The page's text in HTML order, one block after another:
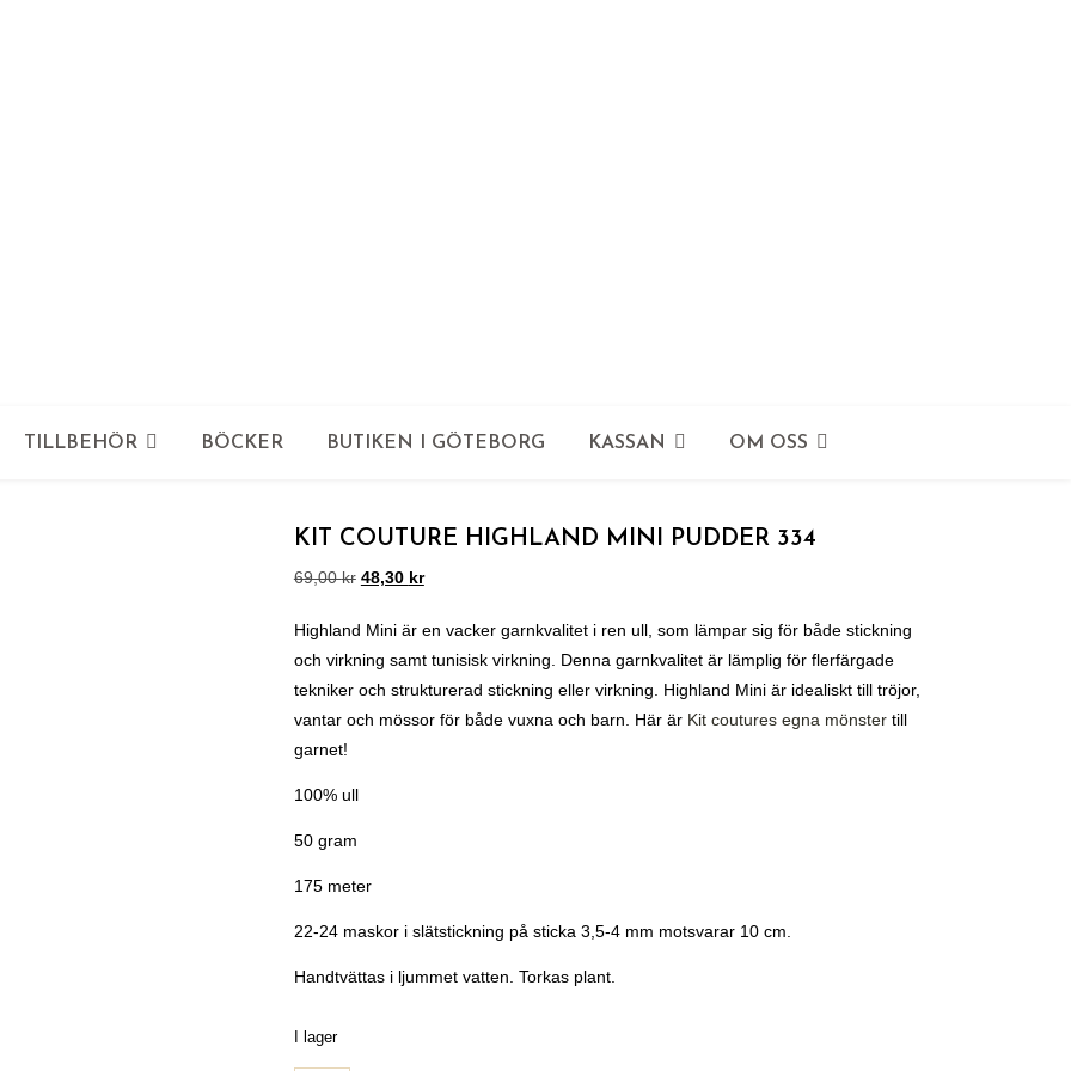
TILLBEHÖR BÖCKER BUTIKEN I GÖTEBORG KASSAN OM OSS
KIT COUTURE HIGHLAND MINI PUDDER 334
69,00kr 48,30 kr
Highland Mini är en vacker garnkvalitet i ren ull, som lämpar sig för både stickning
och virkning samt tunisisk virkning. Denna garnkvalitet är lämplig för flerfärgade
tekniker och strukturerad stickning eller virkning. Highland Mini är idealiskt till tröjor,
vantar och mössor för både vuxna och barn. Här är Kit coutures egna mönstertill
garnet!
100% ull
50 gram
175 meter
22-24 maskor i slätstickning på sticka 3,5-4 mm motsvarar 10 cm.
Handtvättas i ljummet vatten. Torkas plant.
I lager